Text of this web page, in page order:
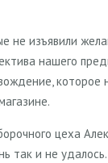
не изъявили
нашего
цеха
так и не удалось.